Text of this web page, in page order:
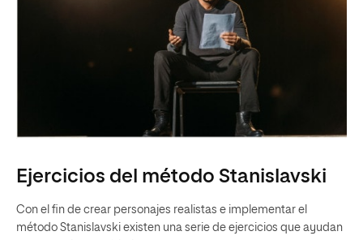
Ejercicios del método Stanislavski
Con el fin de crear personajes realistas e implementar el
método Stanislavski existen una serie de ejercicios que ayudan